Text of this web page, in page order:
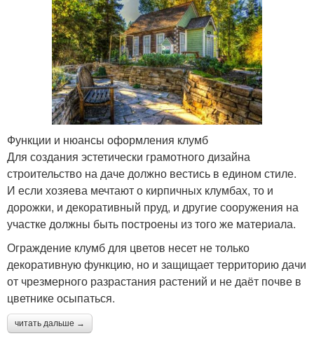
Функции и нюансы оформления клумб
Для создания эстетически грамотного дизайна
строительство на даче должно вестись в едином стиле.
И если хозяева мечтают о кирпичных клумбах, то и
дорожки, и декоративный пруд, и другие сооружения на
участке должны быть построены из того же материала.
Ограждение клумб для цветов несет не только
декоративную функцию, но и защищает территорию дачи
от чрезмерного разрастания растений и не даёт почве в
цветнике осыпаться.
читать дальше →